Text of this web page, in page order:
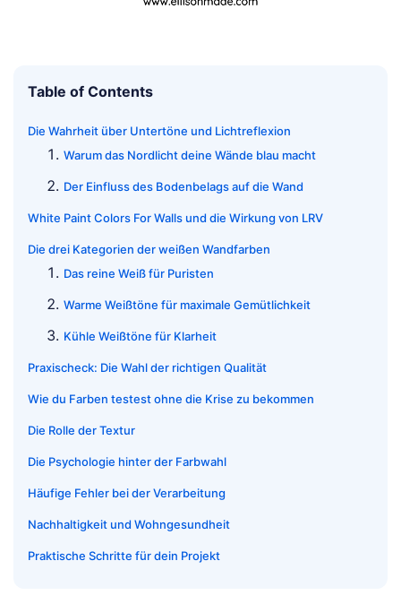
Table of Contents
Die Wahrheit über Untertöne und Lichtreflexion
Warum das Nordlicht deine Wände blau macht
Der Einfluss des Bodenbelags auf die Wand
White Paint Colors For Walls und die Wirkung von LRV
Die drei Kategorien der weißen Wandfarben
Das reine Weiß für Puristen
Warme Weißtöne für maximale Gemütlichkeit
Kühle Weißtöne für Klarheit
Praxischeck: Die Wahl der richtigen Qualität
Wie du Farben testest ohne die Krise zu bekommen
Die Rolle der Textur
Die Psychologie hinter der Farbwahl
Häufige Fehler bei der Verarbeitung
Nachhaltigkeit und Wohngesundheit
Praktische Schritte für dein Projekt